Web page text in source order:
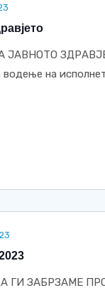
ЗДРАВЈЕ
водење на
ЗАБРЗАМЕ